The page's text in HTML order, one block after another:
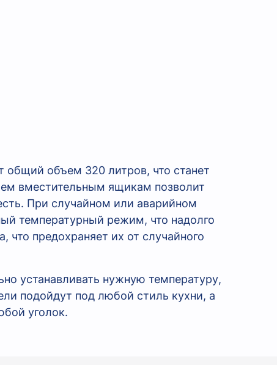
объем 320 литров, что станет
вместительным ящикам позволит
При случайном или аварийном
температурный режим, что надолго
предохраняет их от случайного
устанавливать нужную температуру,
подойдут под любой стиль кухни, а
уголок.